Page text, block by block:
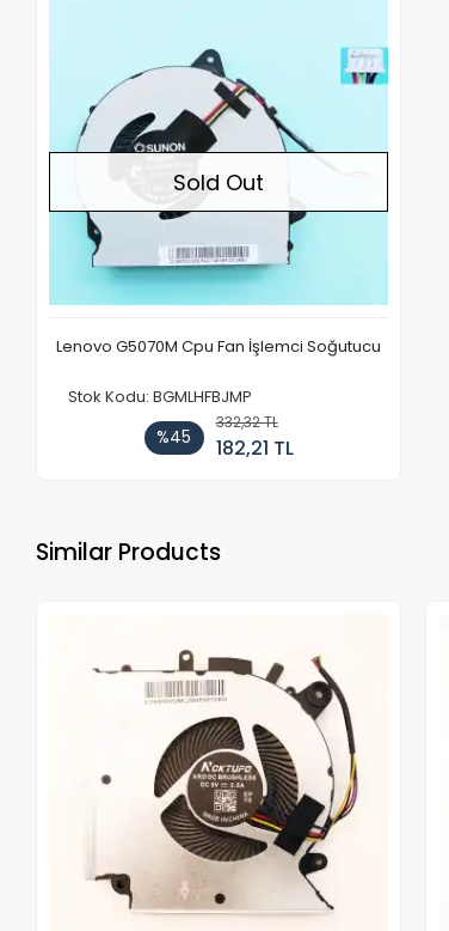
Sold Out
Lenovo G5070M Cpu Fan İşlemci Soğutucu
Stok Kodu: BGMLHFBJMP
%45
332,32 TL
182,21 TL
Similar Products